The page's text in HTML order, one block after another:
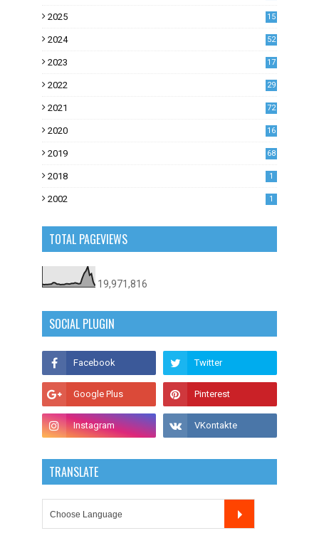
2025 15
2024 52
2023
17
2022
29
2021
72
2020
16
2019
68
2018 1
2002 1
TOTAL PAGEVIEWS
19,971,816
SOCIAL PLUGIN
TRANSLATE